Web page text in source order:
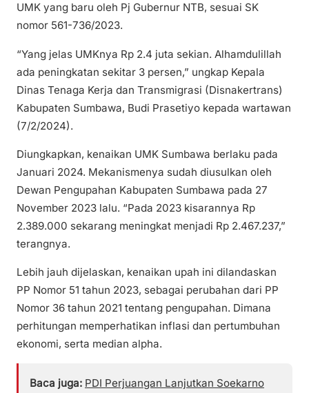
UMK yang baru oleh Pj Gubernur NTB, sesuai SK
nomor 561-736/2023.
“Yang jelas UMKnya Rp 2.4 juta sekian. Alhamdulillah
ada peningkatan sekitar 3 persen,” ungkap Kepala
Dinas Tenaga Kerja dan Transmigrasi (Disnakertrans)
Kabupaten Sumbawa, Budi Prasetiyo kepada wartawan
(7/2/2024).
Diungkapkan, kenaikan UMK Sumbawa berlaku pada
Januari 2024. Mekanismenya sudah diusulkan oleh
Dewan Pengupahan Kabupaten Sumbawa pada 27
November 2023 lalu. “Pada 2023 kisarannya Rp
2.389.000 sekarang meningkat menjadi Rp 2.467.237,”
terangnya.
Lebih jauh dijelaskan, kenaikan upah ini dilandaskan
PP Nomor 51 tahun 2023, sebagai perubahan dari PP
Nomor 36 tahun 2021 tentang pengupahan. Dimana
perhitungan memperhatikan inflasi dan pertumbuhan
ekonomi, serta median alpha.
Baca juga: PDI Perjuangan Lanjutkan Soekarno